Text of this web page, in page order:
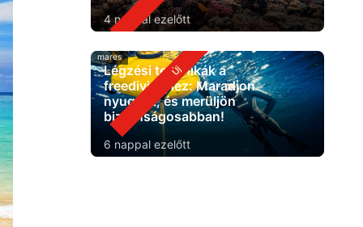
4 nappal ezelőtt
mares
Légzési technikák a
freedivinghez: Maradjon
nyugodt, és merüljön
biztonságosabban!
6 nappal ezelőtt